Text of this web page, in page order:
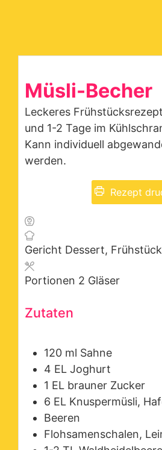
Müsli-Becher
Leckeres
und 1-2 Tage im
Kann individuell
werden.
Rezept
Gericht Dessert,
Portionen 2 Gläser
Zutaten
120 ml Sahne
4 EL Joghurt
1 EL brauner Zucker
6 EL Knuspermüsli,
Beeren
Flohsamenschalen,